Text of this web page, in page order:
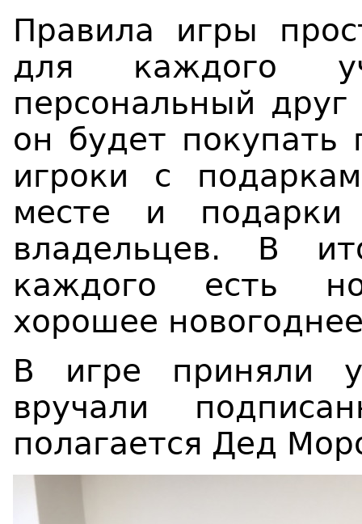
Правила игры
для каждого
персональный
он будет покупать
игроки с
месте и подарки
владельцев. В
каждого есть
хорошее
В игре приняли
вручали
полагается Дед